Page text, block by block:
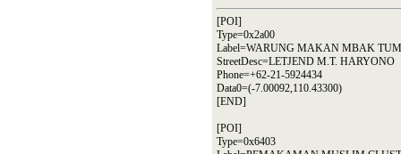
[POI]
Type=0x2a00
Label=WARUNG MAKAN MBAK
StreetDesc=LETJEND M.T. HARYONO
Phone=+62-21-5924434
Data0=(-7.00092,110.43300)
[END]
[POI]
Type=0x6403